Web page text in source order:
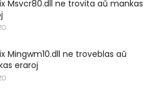
Msvcr80.dll ne trovita aŭ mankas
Mingwm10.dll ne troveblas aŭ
eraroj